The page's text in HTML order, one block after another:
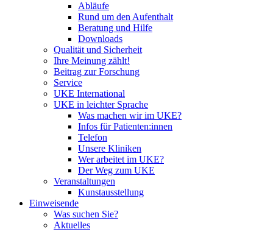
Abläufe
Rund um den Aufenthalt
Beratung und Hilfe
Downloads
Qualität und Sicherheit
Ihre Meinung zählt!
Beitrag zur Forschung
Service
UKE International
UKE in leichter Sprache
Was machen wir im UKE?
Infos für Patienten:innen
Telefon
Unsere Kliniken
Wer arbeitet im UKE?
Der Weg zum UKE
Veranstaltungen
Kunstausstellung
Einweisende
Was suchen Sie?
Aktuelles